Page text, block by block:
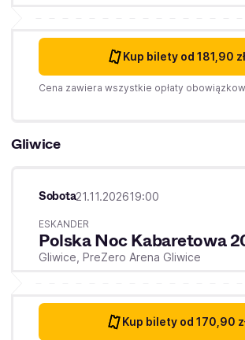
Kup bilety od 181,90 zł
Cena zawiera wszystkie opłaty
Gliwice
Sobota21.11.202619:00
ESKANDER
Polska Noc Kabaretowa
Gliwice, PreZero Arena Gliwice
Kup bilety od 170,90